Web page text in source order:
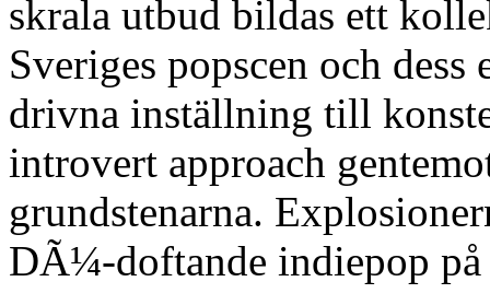
skrala utbud bildas ett
Sveriges popscen och
drivna inställning till
introvert approach
grundstenarna.
DÃ¼-doftande indiepop